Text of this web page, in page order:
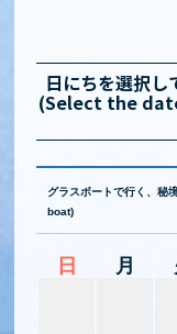
日にちを選択し
(Select the
グラスボートで行く、
boat)
日
月